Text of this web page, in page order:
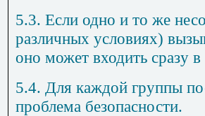
5.3. Если одно и то же
различных условиях)
оно может входить сразу
5.4. Для каждой группы
проблема безопасности.